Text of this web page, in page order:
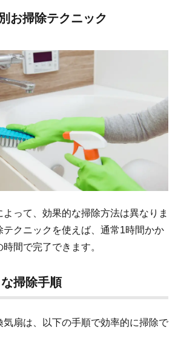
お掃除テクニック
って、効果的な掃除方法は異なりま
テクニックを使えば、通常1時間かか
間で完了できます。
掃除手順
気扇は、以下の手順で効率的に掃除で